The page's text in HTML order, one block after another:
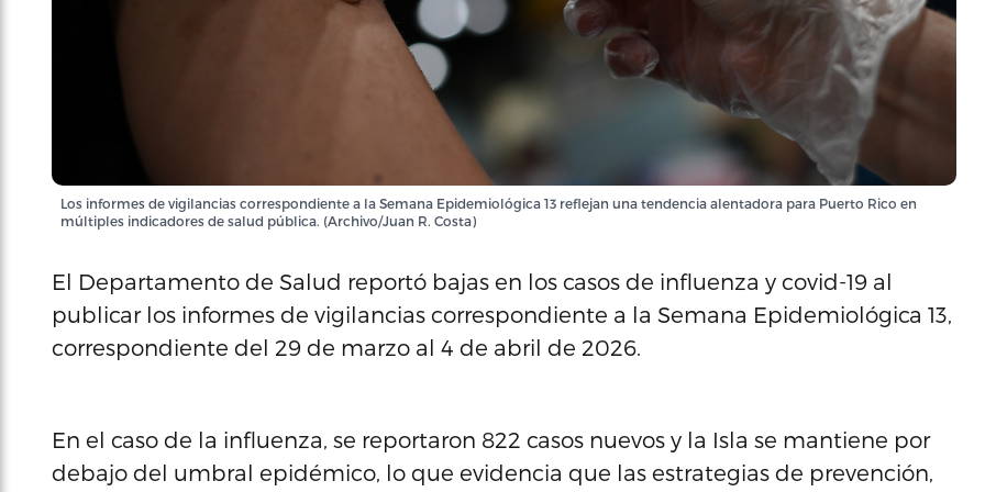
Los informes de vigilancias correspondiente a la Semana Epidemiológica 13 reflejan una tendencia alentadora para Puerto Rico en
múltiples indicadores de salud pública. (Archivo/Juan R. Costa)
El Departamento de Salud reportó bajas en los casos de influenza y covid-19 al
publicar los informes de vigilancias correspondiente a la Semana Epidemiológica 13,
correspondiente del 29 de marzo al 4 de abril de 2026.
En el caso de la influenza, se reportaron 822 casos nuevos y la Isla se mantiene por
debajo del umbral epidémico, lo que evidencia que las estrategias de prevención,